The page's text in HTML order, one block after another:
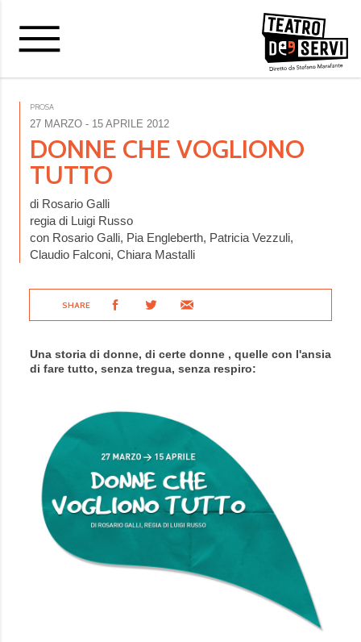
PROSA
27 MARZO - 15 APRILE 2012
DONNE CHE VOGLIONO
TUTTO
di Rosario Galli
regia di Luigi Russo
con Rosario Galli, Pia Engleberth, Patricia Vezzuli,
Claudio Falconi, Chiara Mastalli
SHARE
Una storia di donne, di certe donne , quelle con l'ansia
di fare tutto, senza tregua, senza respiro: